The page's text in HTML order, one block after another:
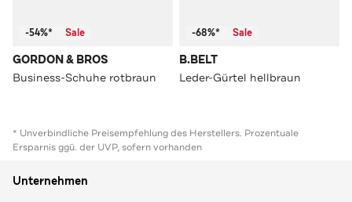
-54%* Sale
GORDON & BROS
Business-Schuhe rotbraun
-68%* Sale
B.BELT
Leder-Gürtel hellbraun
* Unverbindliche Preisempfehlung des Herstellers. Prozentuale
Ersparnis ggü. der UVP, sofern vorhanden
Unternehmen